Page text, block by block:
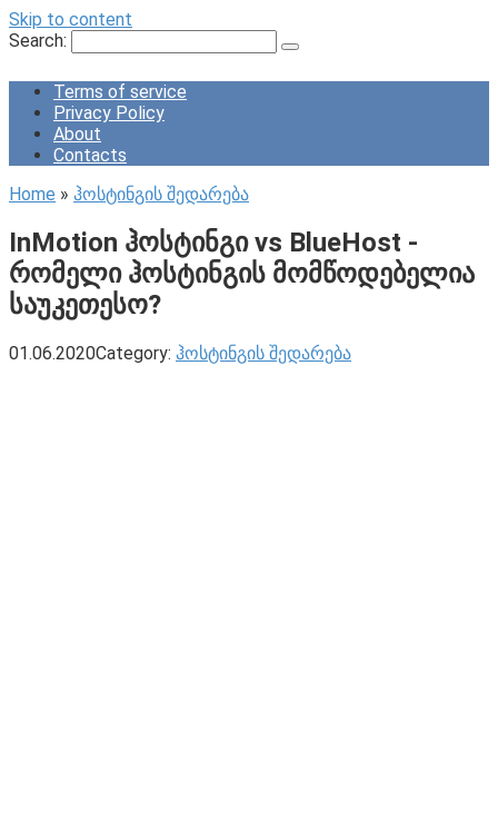
Skip to content
Search:
Terms of service
Privacy Policy
About
Contacts
Home » ჰოსტინგის შედარება
InMotion ჰოსტინგი vs BlueHost -
რომელი ჰოსტინგის მომწოდებელია
საუკეთესო?
01.06.2020Category: ჰოსტინგის შედარება